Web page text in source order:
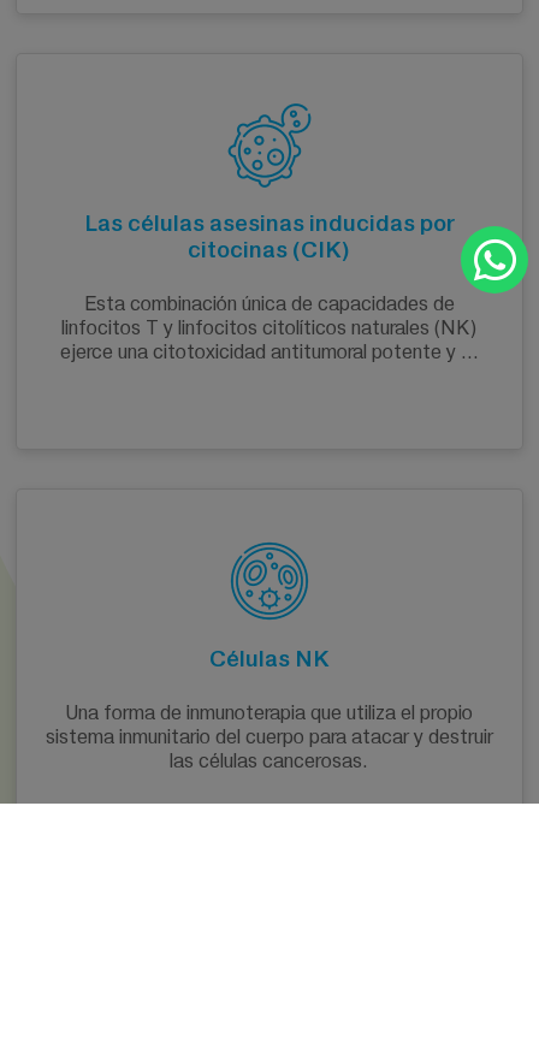
Las células asesinas inducidas por
citocinas (CIK)
Esta combinación única de capacidades de
linfocitos T y linfocitos citolíticos naturales (NK)
ejerce una citotoxicidad antitumoral potente y ...
Células NK
Una forma de inmunoterapia que utiliza el propio
sistema inmunitario del cuerpo para atacar y destruir
las células cancerosas.